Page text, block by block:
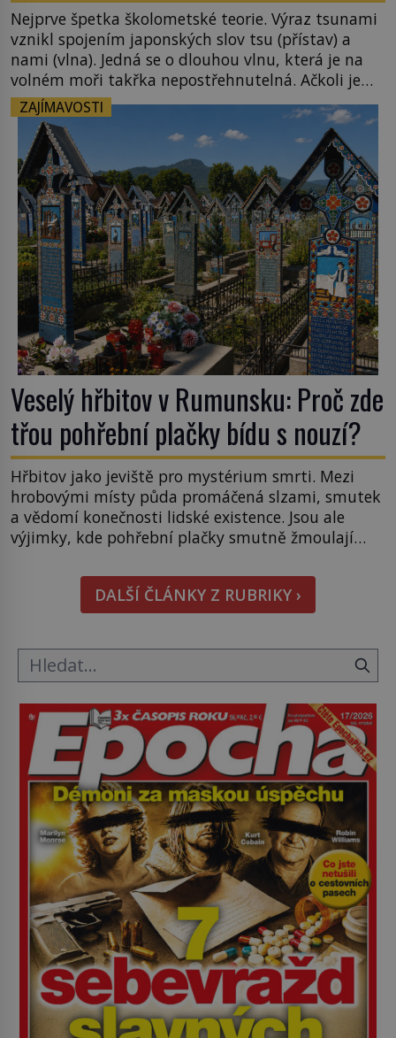
Nejprve špetka školometské teorie. Výraz tsunami
vznikl spojením japonských slov tsu (přístav) a
nami (vlna). Jedná se o dlouhou vlnu, která je na
volném moři takřka nepostřehnutelná. Ačkoli je
vlnová délka tsunami i 300 kilometrů, výška vlny
na volném moři je maximálně 1,5 metru. Máme se
podobné obří vlny obávat i v Evropě? Vznik
tsunami si […]
ZAJÍMAVOSTI
Veselý hřbitov v Rumunsku: Proč zde
třou pohřební plačky bídu s nouzí?
Hřbitov jako jeviště pro mystérium smrti. Mezi
hrobovými místy půda promáčená slzami, smutek
a vědomí konečnosti lidské existence. Jsou ale
výjimky, kde pohřební plačky smutně žmoulají
pohledu na výši vyměřené podpory
v nezaměstnanosti. Kam vás pozveme? Unikátní
hřbitov, který si vysloužil název „Veselý“, najdeme
DALŠÍ ČLÁNKY Z RUBRIKY ›